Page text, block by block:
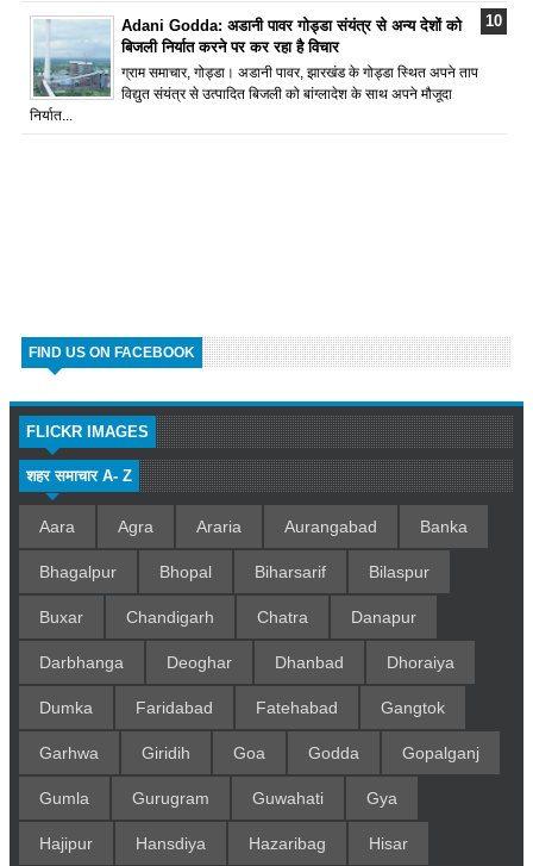
Adani Godda: अडानी पावर गोड्डा संयंत्र से अन्य देशों को
बिजली निर्यात करने पर कर रहा है विचार
ग्राम समाचार, गोड्डा। अडानी पावर, झारखंड के गोड्डा स्थित अपने ताप
विद्युत संयंत्र से उत्पादित बिजली को बांग्लादेश के साथ अपने मौजूदा
निर्यात...
FIND US ON FACEBOOK
FLICKR IMAGES
शहर समाचार A- Z
Aara Agra Araria Aurangabad Banka
Bhagalpur Bhopal Biharsarif Bilaspur
Buxar Chandigarh Chatra Danapur
Darbhanga Deoghar Dhanbad Dhoraiya
Dumka Faridabad Fatehabad Gangtok
Garhwa Giridih Goa Godda Gopalganj
Gumla Gurugram Guwahati Gya
Hajipur Hansdiya Hazaribag Hisar